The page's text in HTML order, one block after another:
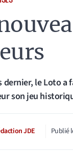
dernier, le Loto a
son jeu
JDE Publié